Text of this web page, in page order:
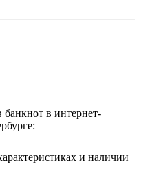
в интернет-
и наличии